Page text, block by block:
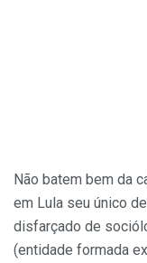
Não batem bem da
em Lula seu único
disfarçado de
(entidade formada